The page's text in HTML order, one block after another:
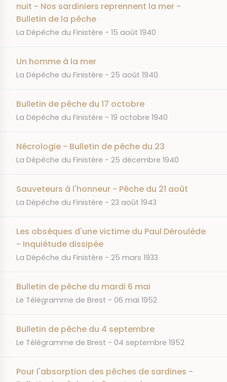
nuit - Nos sardiniers reprennent la mer -
Bulletin de la pêche
JOURNAL
La Dépêche du Finistère DATE
15 août 1940
Un homme à la mer
JOURNAL
La Dépêche du Finistère DATE
25 août 1940
Bulletin de pêche du 17 octobre
JOURNAL
La Dépêche du Finistère DATE
19 octobre 1940
Nécrologie - Bulletin de pêche du 23
JOURNAL
La Dépêche du Finistère DATE
25 décembre 1940
Sauveteurs à l'honneur - Pêche du 21 août
JOURNAL
La Dépêche du Finistère DATE
23 août 1943
Les obsèques d'une victime du Paul Déroulède
- Inquiétude dissipée
JOURNAL
La Dépêche du Finistère DATE
25 mars 1933
Bulletin de pêche du mardi 6 mai
JOURNAL
Le Télégramme de Brest DATE
06 mai 1952
Bulletin de pêche du 4 septembre
JOURNAL
Le Télégramme de Brest DATE
04 septembre 1952
Pour l'absorption des pêches de sardines -